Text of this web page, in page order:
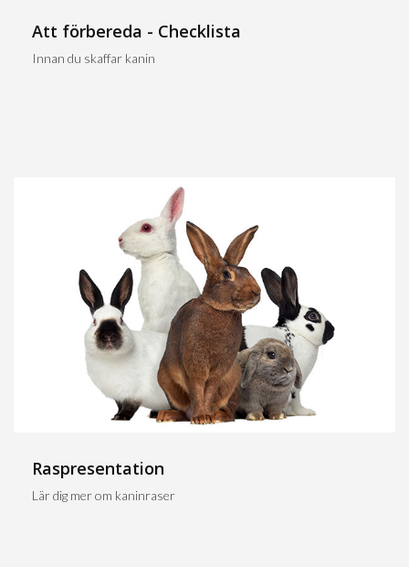
Att förbereda - Checklista
Innan du skaffar kanin
Raspresentation
Lär dig mer om kaninraser